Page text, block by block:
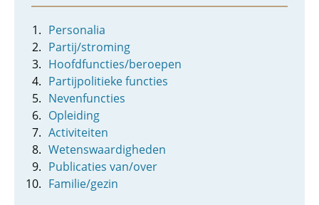
Personalia
Partij/stroming
Hoofdfuncties/beroepen
Partijpolitieke functies
Nevenfuncties
Opleiding
Activiteiten
Wetenswaardigheden
Publicaties van/over
Familie/gezin